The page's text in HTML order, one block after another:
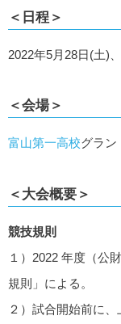
＜日程＞
2022年5月28日(土)
＜会場＞
富山第一高校グラン
＜大会概要＞
競技規則
１）2022 年度（公
規則」による。
２）試合開始前に